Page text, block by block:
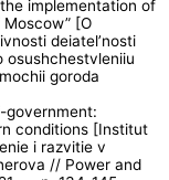
implementation of
[O
deiatel’nosti
osushchestvleniiu
goroda
government:
conditions [Institut
i razvitie v
// Power and